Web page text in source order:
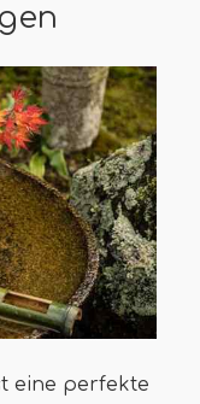
eine perfekte